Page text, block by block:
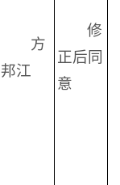
方
邦江
修
正后同
意